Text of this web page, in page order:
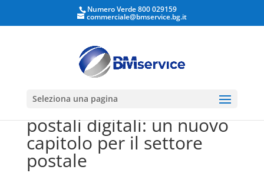
Apri la barra degli strumenti
Numero Verde 800 029159
commerciale@bmservice.bg.it
Seleziona una pagina
Comunicazione
multicanale e cassette
postali digitali: un nuovo
capitolo per il settore
postale